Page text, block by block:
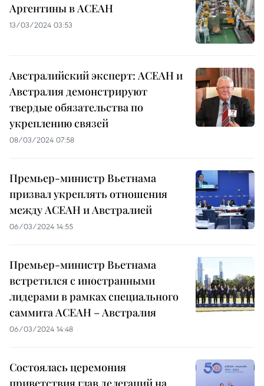
Аргентины в АСЕАН
13/03/2024 03:53
Австралийский эксперт: АСЕАН и
Австралия демонстрируют
твердые обязательства по
укреплению связей
08/03/2024 07:58
Премьер-министр Вьетнама
призвал укреплять отношения
между АСЕАН и Австралией
06/03/2024 14:55
Премьер-министр Вьетнама
встретился с иностранными
лидерами в рамках специального
саммита АСЕАН – Австралия
06/03/2024 14:48
Состоялась церемония
приветствия глав делегаций на